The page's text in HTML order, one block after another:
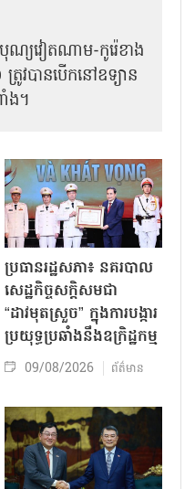
យវៀតណាម-កូរ៉េខាង
វបានបើកនៅឧទ្យាន
ង។
ប្រធានរដ្ឋសភា៖ នគរបាល
សេដ្ឋកិច្ចសក្តិសមជា
“ដាវមុតស្រួច” ក្នុងការបង្ការ
ប្រយុទ្ធប្រឆាំងនឹងឧក្រិដ្ឋកម្ម
09/08/2026 ព័ត៌មាន